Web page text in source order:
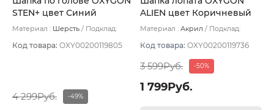
STEN+ цвет Синий
тёмный
Материал : Шерсть
Подклад:
Код товара: OXY00200119805
4 299Руб. -49%
ALIEN цвет Коричневый
Материал : Акрил
Подклад:
Код товара: OXY00200119736
3 599Руб. -50%
1 799Руб.